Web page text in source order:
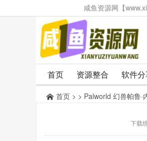
咸鱼资源网【
首页 资源整合 软件
首页 > > Palworld 幻兽帕鲁
下载